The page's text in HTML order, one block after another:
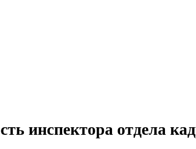
инспектора отдела